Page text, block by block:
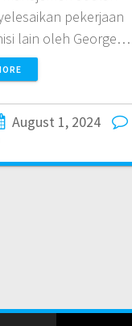
pekerjaan
lain oleh George…
August 1, 2024